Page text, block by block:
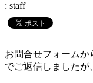
: staff
お問合せフォーム
でご返信しましたが